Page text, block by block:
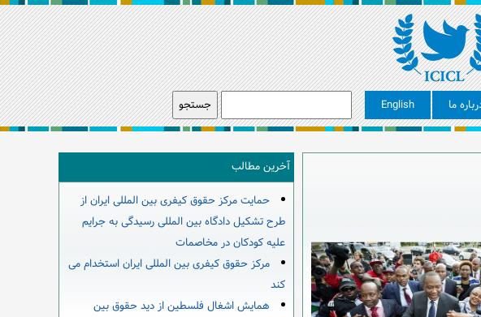
ما English
آخرین مطالب
حمایت مرکز حقوق کیفری بین المللی ایران از
طرح تشکیل دادگاه بین المللی رسیدگی به جرایم
علیه کودکان در مخاصمات
مرکز حقوق کیفری بین المللی ایران استخدام می
کند
همایش اشغال فلسطین از دید حقوق بین